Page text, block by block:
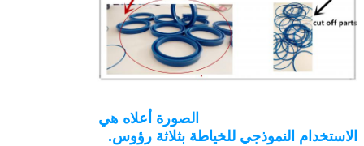
الصورة أعلاه هي
الاستخدام النموذجي للخياطة بثلاثة رؤوس.